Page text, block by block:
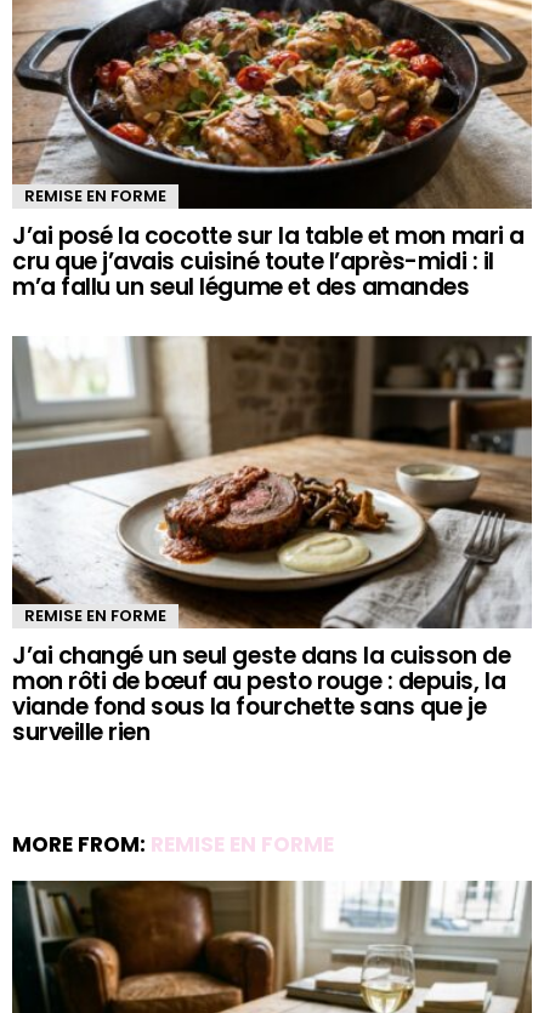
REMISE EN FORME
J’ai posé la cocotte sur la table et mon mari a
cru que j’avais cuisiné toute l’après-midi : il
m’a fallu un seul légume et des amandes
REMISE EN FORME
J’ai changé un seul geste dans la cuisson de
mon rôti de bœuf au pesto rouge : depuis, la
viande fond sous la fourchette sans que je
surveille rien
MORE FROM: REMISE EN FORME